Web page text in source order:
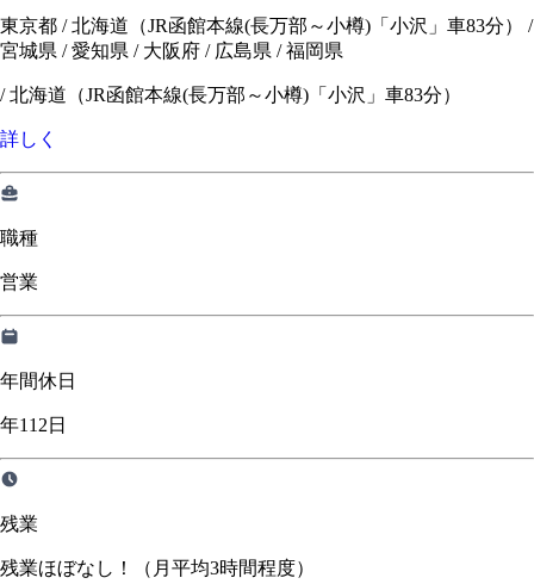
東京都 / 北海道（JR函館本線(長万部～小樽)「小沢」車83分） /
宮城県 / 愛知県 / 大阪府 / 広島県 / 福岡県
/北海道（JR函館本線(長万部～小樽)「小沢」車83分）
詳しく
職種
営業
年間休日
年112日
残業
残業ほぼなし！（月平均3時間程度）